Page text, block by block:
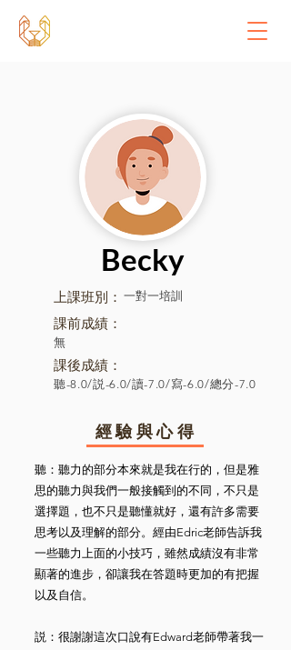
Becky
上課班別： 一對一培訓
課前成績：
無
課後成績：
聽-8.0/説-6.0/讀-7.0/寫-6.0/總分-7.0
經驗與心得
聽：聽力的部分本來就是我在行的，但是雅
思的聽力與我們一般接觸到的不同，不只是
選擇題，也不只是聽懂就好，還有許多需要
思考以及理解的部分。經由Edric老師告訴我
一些聽力上面的小技巧，雖然成績沒有非常
顯著的進步，卻讓我在答題時更加的有把握
以及自信。
説：很謝謝這次口說有Edward老師帶著我一